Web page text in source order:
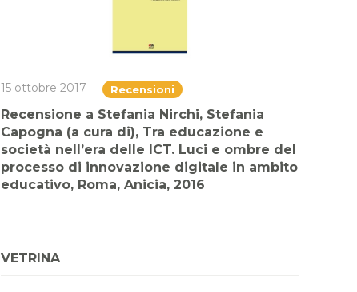
15 ottobre 2017 Recensioni
Recensione a Stefania Nirchi, Stefania
Capogna (a cura di), Tra educazione e
società nell’era delle ICT. Luci e ombre del
processo di innovazione digitale in ambito
educativo, Roma, Anicia, 2016
VETRINA